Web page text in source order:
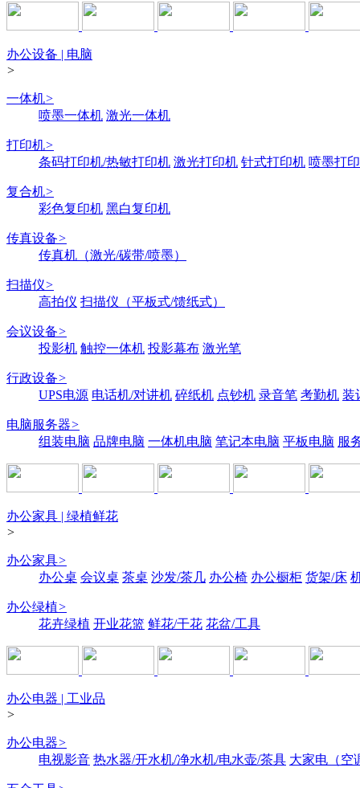
办公设备 | 电脑
>
一体机>
喷墨一体机 激光一体机
打印机>
条码打印机/热敏打印机 激光打印机 针式打印机 喷墨打
复合机>
彩色复印机 黑白复印机
传真设备>
传真机（激光/碳带/喷墨）
扫描仪>
高拍仪 扫描仪（平板式/馈纸式）
会议设备>
投影机 触控一体机 投影幕布 激光笔
行政设备>
UPS电源 电话机/对讲机 碎纸机 点钞机 录音笔 考勤机 装
电脑服务器>
组装电脑 品牌电脑 一体机电脑 笔记本电脑 平板电脑 服
办公家具 | 绿植鲜花
>
办公家具>
办公桌 会议桌 茶桌 沙发/茶几 办公椅 办公橱柜 货架/床
办公绿植>
花卉绿植 开业花篮 鲜花/干花 花盆/工具
办公电器 | 工业品
>
办公电器>
电视影音 热水器/开水机/净水机/电水壶/茶具 大家电（空